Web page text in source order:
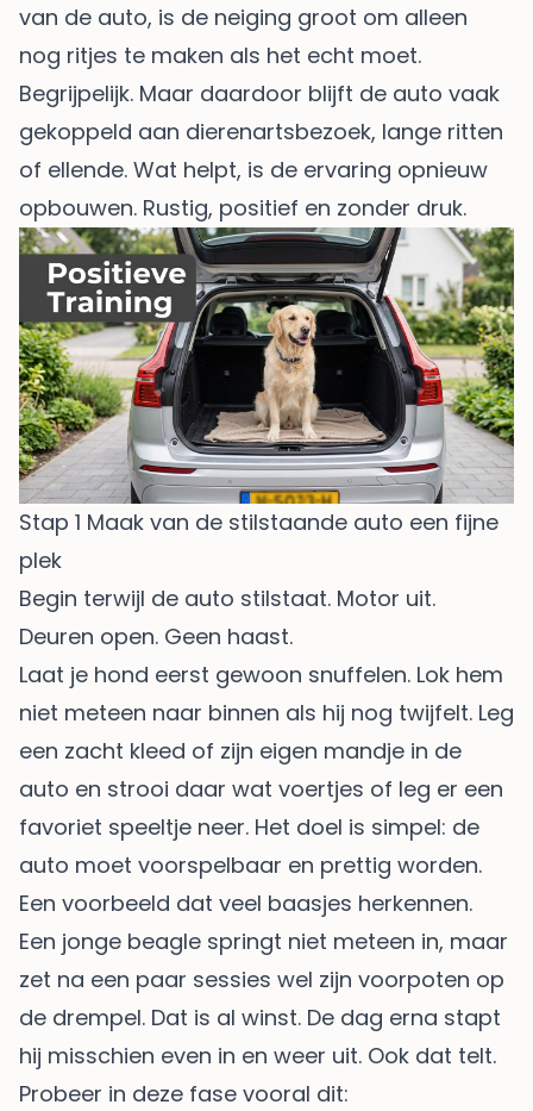
van de auto, is de neiging groot om alleen
nog ritjes te maken als het echt moet.
Begrijpelijk. Maar daardoor blijft de auto vaak
gekoppeld aan dierenartsbezoek, lange ritten
of ellende. Wat helpt, is de ervaring opnieuw
opbouwen. Rustig, positief en zonder druk.
Stap 1 Maak van de stilstaande auto een fijne
plek
Begin terwijl de auto stilstaat. Motor uit.
Deuren open. Geen haast.
Laat je hond eerst gewoon snuffelen. Lok hem
niet meteen naar binnen als hij nog twijfelt. Leg
een zacht kleed of zijn eigen mandje in de
auto en strooi daar wat voertjes of leg er een
favoriet speeltje neer. Het doel is simpel: de
auto moet voorspelbaar en prettig worden.
Een voorbeeld dat veel baasjes herkennen.
Een jonge beagle springt niet meteen in, maar
zet na een paar sessies wel zijn voorpoten op
de drempel. Dat is al winst. De dag erna stapt
hij misschien even in en weer uit. Ook dat telt.
Probeer in deze fase vooral dit: